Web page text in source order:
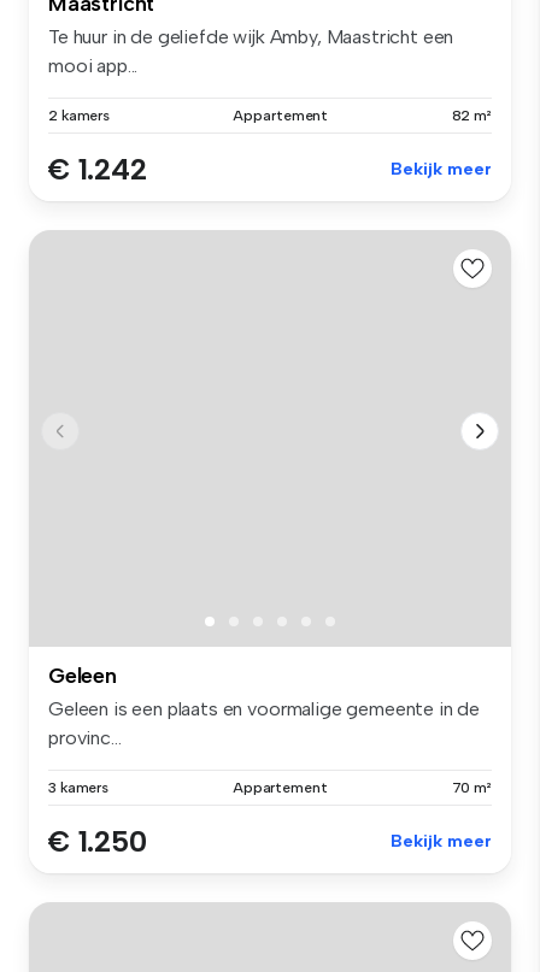
Te huur in de geliefde wijk Amby, Maastricht een
mooi app...
2 kamers Appartement 82 m²
€ 1.242 Bekijk meer
Geleen
Geleen is een plaats en voormalige gemeente in de
provinc...
3 kamers Appartement 70 m²
€ 1.250 Bekijk meer